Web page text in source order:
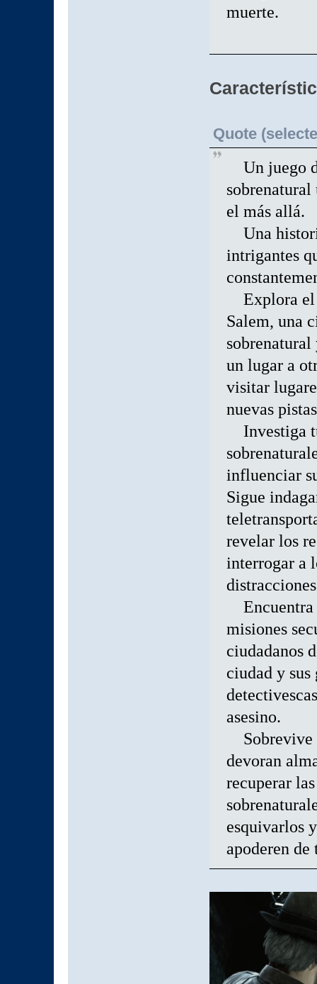
muerte.
Quote
Un juego
el más allá.
Una
intrigantes
Explora el
Salem, una
un lugar a
visitar
nuevas
Investiga
influenciar
Sigue
revelar los
interrogar a
Encuentra
misiones
ciudadanos
ciudad y sus
asesino.
Sobrevive
devoran
recuperar
esquivarlos
apoderen de